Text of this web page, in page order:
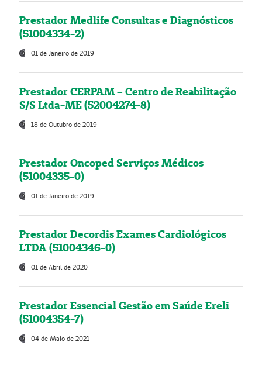
Prestador Medlife Consultas e Diagnósticos
(51004334-2)
01 de Janeiro de 2019
Prestador CERPAM – Centro de Reabilitação
S/S Ltda-ME (52004274-8)
18 de Outubro de 2019
Prestador Oncoped Serviços Médicos
(51004335-0)
01 de Janeiro de 2019
Prestador Decordis Exames Cardiológicos
LTDA (51004346-0)
01 de Abril de 2020
Prestador Essencial Gestão em Saúde Ereli
(51004354-7)
04 de Maio de 2021